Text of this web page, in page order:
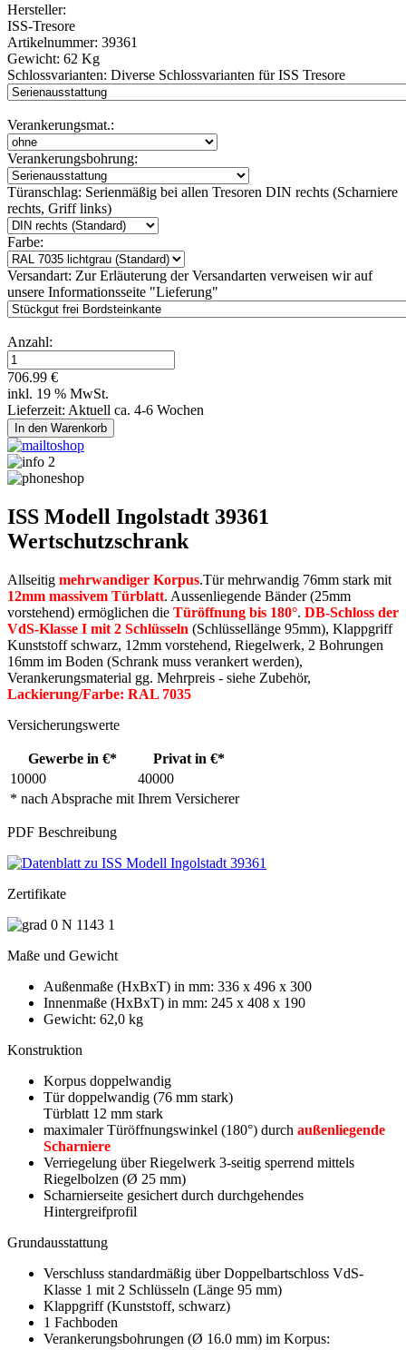
Hersteller:
ISS-Tresore
Artikelnummer: 39361
Gewicht: 62 Kg
Schlossvarianten: Diverse Schlossvarianten für ISS Tresore
Verankerungsmat.:
Verankerungsbohrung:
Türanschlag: Serienmäßig bei allen Tresoren DIN rechts (Scharniere
rechts, Griff links)
Farbe:
Versandart: Zur Erläuterung der Versandarten verweisen wir auf
unsere Informationsseite "Lieferung"
Anzahl:
706.99 €
inkl. 19 % MwSt.
Lieferzeit: Aktuell ca. 4-6 Wochen
ISS Modell Ingolstadt 39361
Wertschutzschrank
Allseitig mehrwandiger Korpus.Tür mehrwandig 76mm stark mit
12mm massivem Türblatt. Aussenliegende Bänder (25mm
vorstehend) ermöglichen die Türöffnung bis 180°. DB-Schloss der
VdS-Klasse I mit 2 Schlüsseln (Schlüssellänge 95mm), Klappgriff
Kunststoff schwarz, 12mm vorstehend, Riegelwerk, 2 Bohrungen
16mm im Boden (Schrank muss verankert werden),
Verankerungsmaterial gg. Mehrpreis - siehe Zubehör,
Lackierung/Farbe: RAL 7035
Versicherungswerte
Gewerbe in €* Privat in €*
* nach Absprache mit Ihrem Versicherer
10000 40000
PDF Beschreibung
Zertifikate
Maße und Gewicht
Außenmaße (HxBxT) in mm: 336 x 496 x 300
Innenmaße (HxBxT) in mm: 245 x 408 x 190
Gewicht: 62,0 kg
Konstruktion
Korpus doppelwandig
Tür doppelwandig (76 mm stark)
Türblatt 12 mm stark
maximaler Türöffnungswinkel (180°) durch außenliegende
Scharniere
Verriegelung über Riegelwerk 3-seitig sperrend mittels
Riegelbolzen (Ø 25 mm)
Scharnierseite gesichert durch durchgehendes
Hintergreifprofil
Grundausstattung
Verschluss standardmäßig über Doppelbartschloss VdS-
Klasse 1 mit 2 Schlüsseln (Länge 95 mm)
Klappgriff (Kunststoff, schwarz)
1 Fachboden
Verankerungsbohrungen (Ø 16.0 mm) im Korpus: